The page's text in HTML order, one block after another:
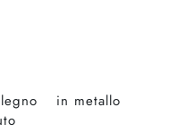
in metallo